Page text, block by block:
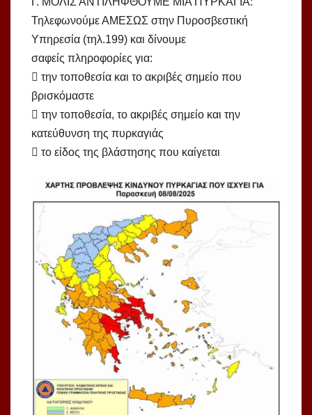
Τηλεφωνούμε ΑΜΕΣΩΣ στην Πυροσβεστική
Υπηρεσία (τηλ.199) και δίνουμε
σαφείς πληροφορίες για:
 την τοποθεσία και το ακριβές σημείο που
βρισκόμαστε
 την τοποθεσία, το ακριβές σημείο και την
κατεύθυνση της πυρκαγιάς
 το είδος της βλάστησης που καίγεται